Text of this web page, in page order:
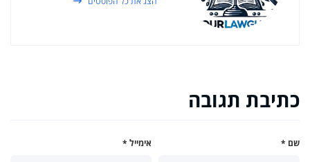
כתיבת תגובה
שם * אימייל *